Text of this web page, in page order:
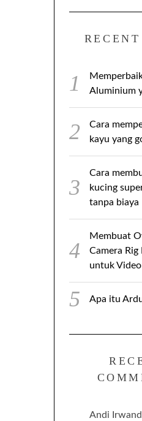
RECENT
Aluminium
Cara
kayu yang
Cara
kucing
tanpa biaya
Membuat
Camera Rig
untuk Video
Apa itu
Andi